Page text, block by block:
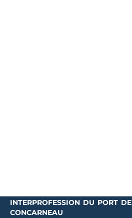
interprofession du port de
concarneau